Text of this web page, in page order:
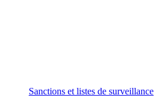
Sanctions et listes de surveillance